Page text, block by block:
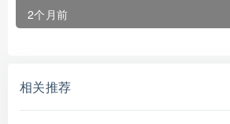
2个月前
相关推荐